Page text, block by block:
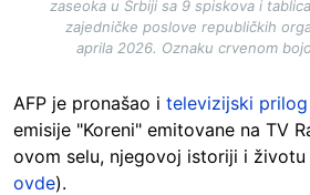
zaseoka u Srbiji sa 9 spiskova i
zajedničke poslove republičkih
aprila 2026. Oznaku crvenom
AFP je pronašao i televizijski prilog
emisije "Koreni" emitovane na TV
ovom selu, njegovoj istoriji i životu
ovde).